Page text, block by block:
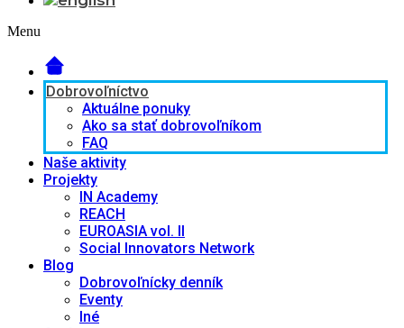
Menu
Dobrovoľníctvo
Aktuálne ponuky
Ako sa stať dobrovoľníkom
FAQ
Naše aktivity
Projekty
IN Academy
REACH
EUROASIA vol. II
Social Innovators Network
Blog
Dobrovoľnícky denník
Eventy
Iné